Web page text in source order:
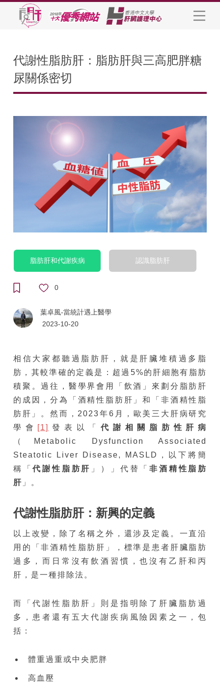
代謝性脂肪肝：脂肪肝與三高肥胖糖
尿關係密切
脂肪肝和代謝疾病 認識脂肪肝
0
葉卓風-當統計遇上醫學
2023-10-20
相信大家都聽過脂肪肝，就是肝臟堆積過多脂
肪，其較準確的定義是：超過5%的肝細胞有脂肪
積聚。過往，醫學界會用「飲酒」來劃分脂肪肝
的成因，分為「酒精性脂肪肝」和「非酒精性脂
肪肝」。然而，2023年6月，歐美三大肝病研究
學會 [1] 發表以「代謝相關脂肪性肝病
（Metabolic Dysfunction Associated
Steatotic Liver Disease, MASLD，以下將簡
稱「代謝性脂肪肝 」）」代替「非酒精性脂肪
肝 」。
代謝性脂肪肝：新興的定義
以上改變，除了名稱之外，還涉及定義。一直沿
用的「非酒精性脂肪肝」，標準是患者肝臟脂肪
過多，而日常沒有飲酒習慣，也沒有乙肝和丙
肝，是一種排除法。
而「代謝性脂肪肝」則是指明除了肝臟脂肪過
多，患者還有五大代謝疾病風險因素之一，包
括：
體重過重或中央肥胖
高血壓